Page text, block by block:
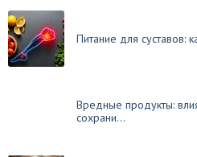
Питание для суставов:
Вредные продукты:
сохрани...